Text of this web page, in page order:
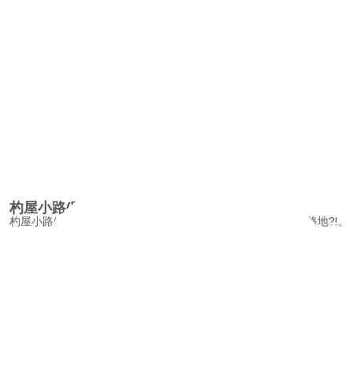
杓屋小路(叶え小路)/SyakuyashojiAlley
杓屋小路は別名【叶え小路】ともいわれる弘法大師ゆかりの路地?!。